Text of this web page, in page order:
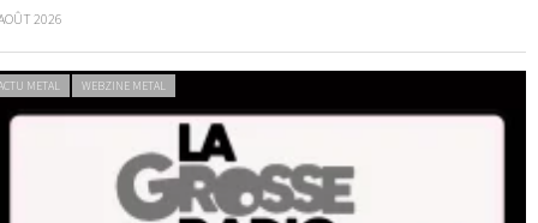
2026
METAL WEBZINE METAL